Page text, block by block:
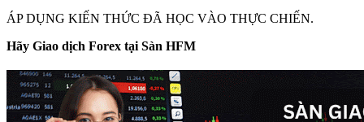
ÁP DỤNG KIẾN THỨC ĐÃ HỌC VÀO THỰC CHIẾN.
Hãy Giao dịch Forex tại Sàn HFM